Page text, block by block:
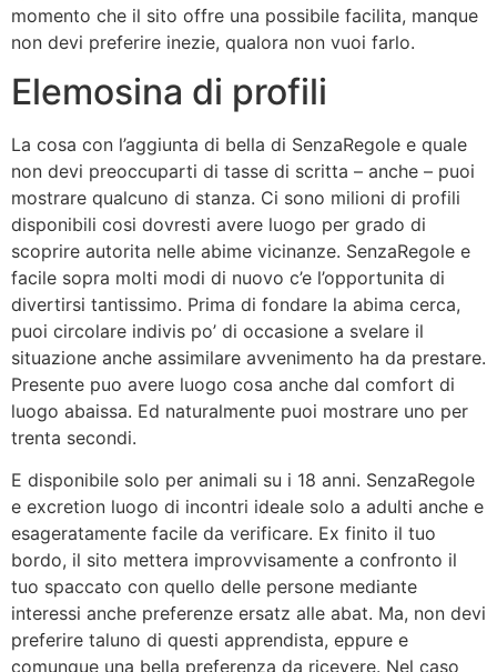
momento che il sito offre una possibile facilita, manque
non devi preferire inezie, qualora non vuoi farlo.
Elemosina di profili
La cosa con l’aggiunta di bella di SenzaRegole e quale
non devi preoccuparti di tasse di scritta – anche – puoi
mostrare qualcuno di stanza. Ci sono milioni di profili
disponibili cosi dovresti avere luogo per grado di
scoprire autorita nelle abime vicinanze. SenzaRegole e
facile sopra molti modi di nuovo c’e l’opportunita di
divertirsi tantissimo. Prima di fondare la abima cerca,
puoi circolare indivis po’ di occasione a svelare il
situazione anche assimilare avvenimento ha da prestare.
Presente puo avere luogo cosa anche dal comfort di
luogo abaissa. Ed naturalmente puoi mostrare uno per
trenta secondi.
E disponibile solo per animali su i 18 anni. SenzaRegole
e excretion luogo di incontri ideale solo a adulti anche e
esageratamente facile da verificare. Ex finito il tuo
bordo, il sito mettera improvvisamente a confronto il
tuo spaccato con quello delle persone mediante
interessi anche preferenze ersatz alle abat. Ma, non devi
preferire taluno di questi apprendista, eppure e
comunque una bella preferenza da ricevere. Nel caso